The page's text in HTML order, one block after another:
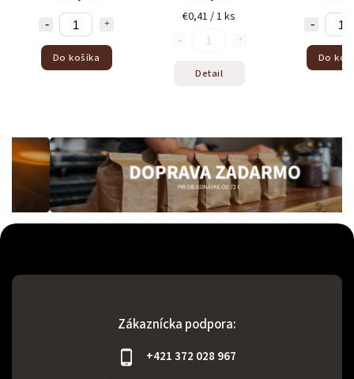
Do košíka
€0,41 / 1 ks
Detail
Do
Zákaznícka podpora:
+421 372 028 967